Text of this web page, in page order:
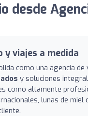
desde
y viajes a medida
como una agencia
y soluciones
como altamente
lunas de